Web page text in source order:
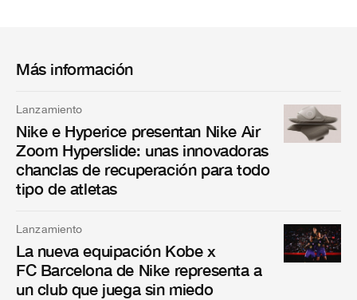
Más información
Lanzamiento
Nike e Hyperice presentan Nike Air
Zoom Hyperslide: unas innovadoras
chanclas de recuperación para todo
tipo de atletas
Lanzamiento
La nueva equipación Kobe x
FC Barcelona de Nike representa a
un club que juega sin miedo